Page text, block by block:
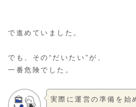
で進めていました。
でも、その“だいたい”が、
一番危険でした。
実際に運営の準備を始